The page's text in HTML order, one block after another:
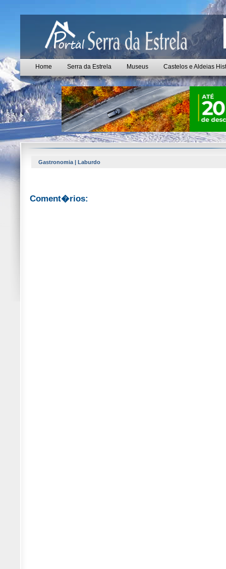
Home Serra da Estrela Museus Castelos e Aldeias
Gastronomia | Laburdo
Coment�rios: